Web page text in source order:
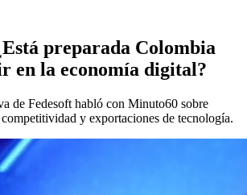
preparada Colombia
en la economía digital?
de Fedesoft habló con Minuto60 sobre
y exportaciones de tecnología.